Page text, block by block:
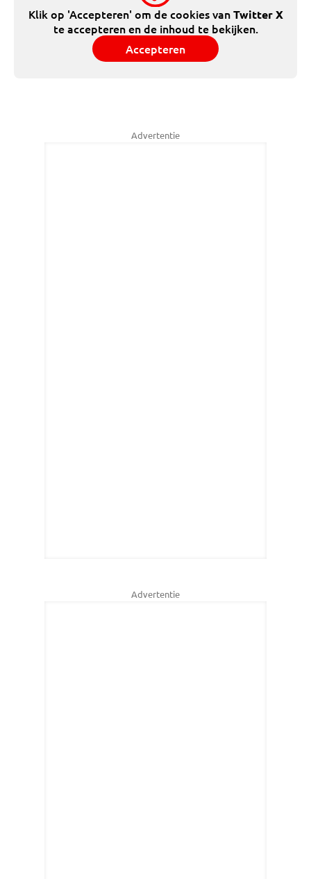
Klik op 'Accepteren' om de cookies vanTwitter X
te accepteren en de inhoud te bekijken.
Accepteren
Advertentie
Advertentie